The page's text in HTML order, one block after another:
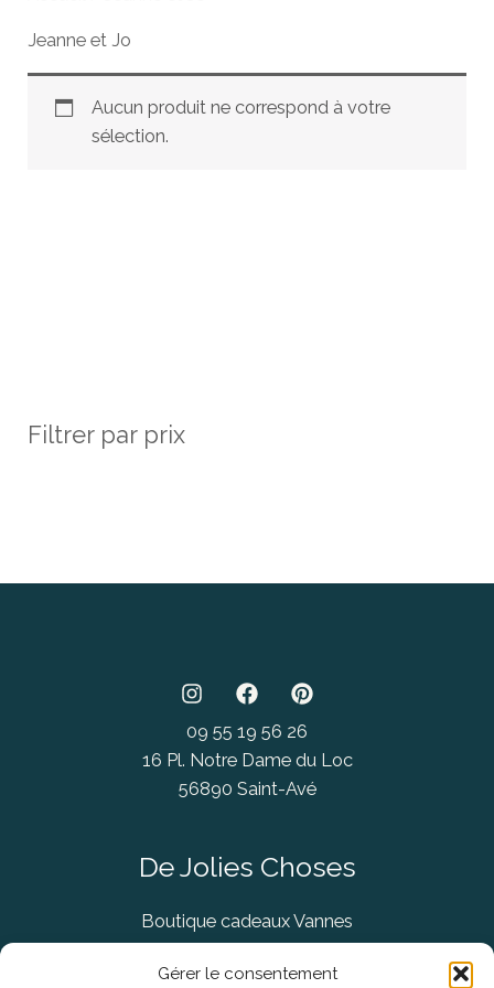
Gérer le consentement
Filtrer par prix
Jeanne et Jo
Aucun produit ne correspond à votre
sélection.
09 55 19 56 26
16 Pl. Notre Dame du Loc
56890 Saint-Avé
De Jolies Choses
Boutique cadeaux Vannes
Concept Store Vannes